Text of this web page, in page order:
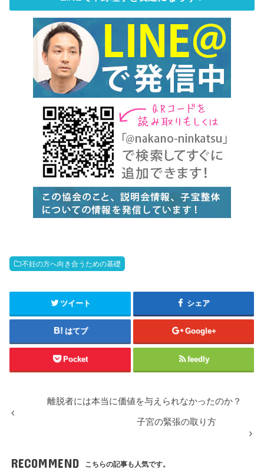
不妊の方へ向き合うための基礎
ツイート シェア
はてブ Google+
Pocket feedly
離脱者には本当に価値を与えられなかったのか？
子宮の緊張の取り方
RECOMMEND こちらの記事も人気です。